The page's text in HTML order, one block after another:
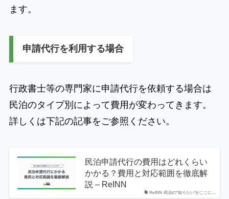
ます。
申請代行を利用する場合
行政書士等の専門家に申請代行を依頼する場合は
民泊のタイプ別によって費用が変わってきます。
詳しくは下記の記事をご参照ください。
ReINN -民泊の“知りたい”がここに…
民泊申請代行の費用はどれくらい
かかる？費用と対応範囲を徹底解
説 – ReINN